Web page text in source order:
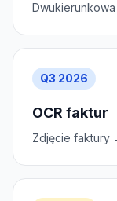
Q3 2026
OCR faktur
Zdjęcie faktury